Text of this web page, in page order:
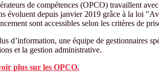
de compétences (OPCO) travaillent
évoluent depuis janvier 2019 grâce à la loi
sont accessibles selon les critères de
d’information, une équipe de gestionnaires
et la gestion administrative.
plus sur les OPCO.